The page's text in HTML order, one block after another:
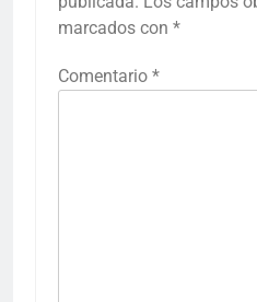
marcados con *
Comentario *